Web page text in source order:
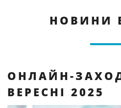
НОВИНИ
ОНЛАЙН-
ВЕРЕСНІ 2025